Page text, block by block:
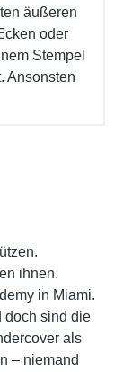
äußeren
oder
Stempel
Ansonsten
ihnen.
in Miami.
doch sind die
als
– niemand